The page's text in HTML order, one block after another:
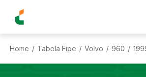
Home / Tabela Fipe / Volvo / 960 /